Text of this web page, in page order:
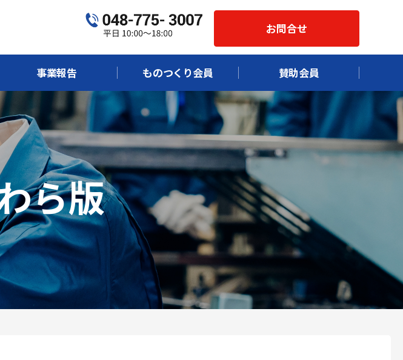
お問合せ
事業報告 ものつくり会員 賛助会員
ら版